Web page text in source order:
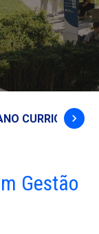
keyboard_arrow_right
CURRICULAR
Gestão